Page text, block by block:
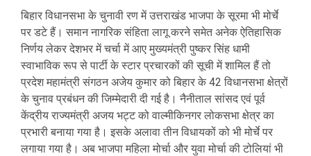
बिहार विधानसभा के चुनावी रण में उत्तराखंड भाजपा के सूरमा भी मोर्चे
पर डटे हैं। समान नागरिक संहिता लागू करने समेत अनेक ऐतिहासिक
निर्णय लेकर देशभर में चर्चा में आए मुख्यमंत्री पुष्कर सिंह धामी
स्वाभाविक रूप से पार्टी के स्टार प्रचारकों की सूची में शामिल हैं तो
प्रदेश महामंत्री संगठन अजेय कुमार को बिहार के 42 विधानसभा क्षेत्रों
के चुनाव प्रबंधन की जिम्मेदारी दी गई है। नैनीताल सांसद एवं पूर्व
केंद्रीय राज्यमंत्री अजय भट्ट को वाल्मीकिनगर लोकसभा क्षेत्र का
प्रभारी बनाया गया है। इसके अलावा तीन विधायकों को भी मोर्चे पर
लगाया गया है। अब भाजपा महिला मोर्चा और युवा मोर्चा की टोलियां भी